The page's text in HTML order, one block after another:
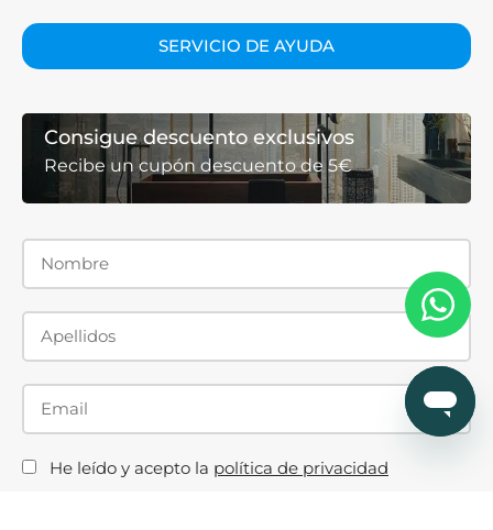
SERVICIO DE AYUDA
Consigue descuento exclusivos
Recibe un cupón descuento de 5€
He leído y acepto la política de privacidad